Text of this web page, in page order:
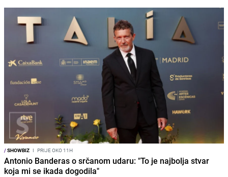
/SHOWBIZ I PRIJE OKO 11H
Antonio Banderas o srčanom udaru: "To je najbolja stvar
koja mi se ikada dogodila"